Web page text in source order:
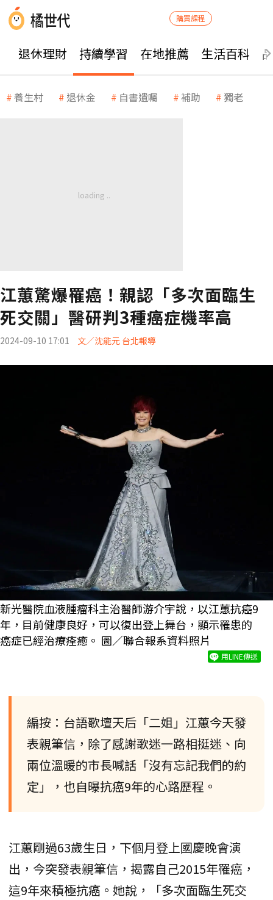
購買課程
退休理財 持續學習 在地推薦 生活百科
養生村 退休金 自書遺囑 補助 獨老
江蕙驚爆罹癌！親認「多次面臨生
死交關」醫研判3種癌症機率高
2024-09-10 17:01 文／沈能元 台北報導
新光醫院血液腫瘤科主治醫師游介宇說，以江蕙抗癌9
年，目前健康良好，可以復出登上舞台，顯示罹患的
癌症已經治療痊癒。 圖／聯合報系資料照片
用LINE傳送
編按：台語歌壇天后「二姐」江蕙今天發
表親筆信，除了感謝歌迷一路相挺迷、向
兩位溫暖的市長喊話「沒有忘記我們的約
定」，也自曝抗癌9年的心路歷程。
江蕙剛過63歲生日，下個月登上國慶晚會演
出，今突發表親筆信，揭露自己2015年罹癌，
這9年來積極抗癌。她說，「多次面臨生死交